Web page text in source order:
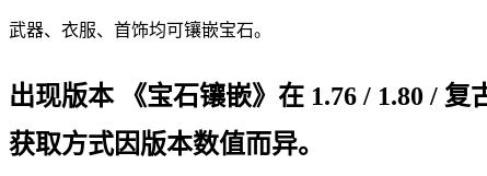
武器、衣服、首饰均可镶嵌宝石。
出现版本 《宝石镶嵌》在 1.76 / 1.80 /
获取方式因版本数值而异。